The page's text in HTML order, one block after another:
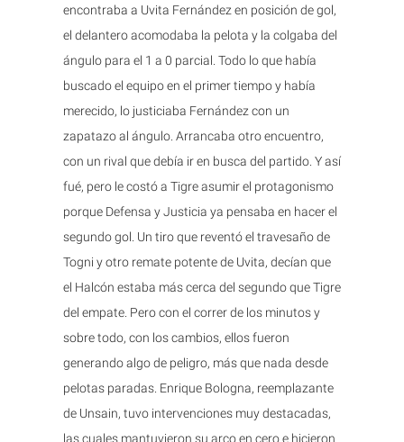
encontraba a Uvita Fernández en posición de gol,
el delantero acomodaba la pelota y la colgaba del
ángulo para el 1 a 0 parcial. Todo lo que había
buscado el equipo en el primer tiempo y había
merecido, lo justiciaba Fernández con un
zapatazo al ángulo. Arrancaba otro encuentro,
con un rival que debía ir en busca del partido. Y así
fué, pero le costó a Tigre asumir el protagonismo
porque Defensa y Justicia ya pensaba en hacer el
segundo gol. Un tiro que reventó el travesaño de
Togni y otro remate potente de Uvita, decían que
el Halcón estaba más cerca del segundo que Tigre
del empate. Pero con el correr de los minutos y
sobre todo, con los cambios, ellos fueron
generando algo de peligro, más que nada desde
pelotas paradas. Enrique Bologna, reemplazante
de Unsain, tuvo intervenciones muy destacadas,
las cuales mantuvieron su arco en cero e hicieron